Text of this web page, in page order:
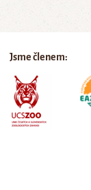
Jsme členem: